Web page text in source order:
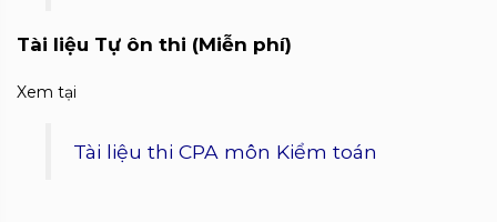
Tài liệu Tự ôn thi (Miễn phí)
Xem tại
Tài liệu thi CPA môn Kiểm toán